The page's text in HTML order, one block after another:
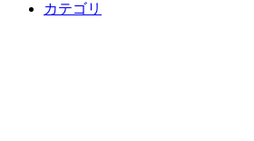
カテゴリ